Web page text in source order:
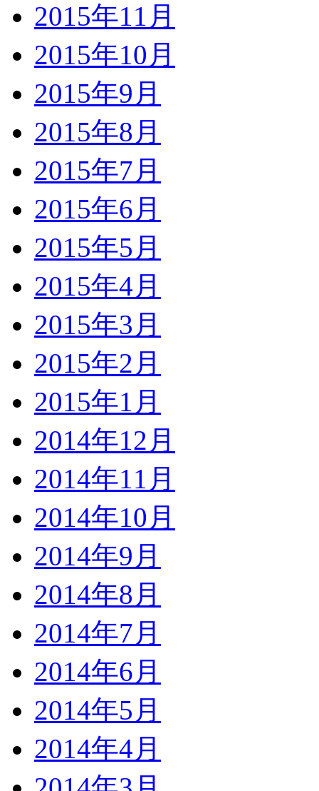
2015年11月
2015年10月
2015年9月
2015年8月
2015年7月
2015年6月
2015年5月
2015年4月
2015年3月
2015年2月
2015年1月
2014年12月
2014年11月
2014年10月
2014年9月
2014年8月
2014年7月
2014年6月
2014年5月
2014年4月